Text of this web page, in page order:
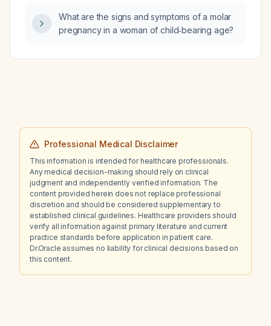
What are the signs and symptoms of a molar
pregnancy in a woman of child‑bearing age?
Professional Medical Disclaimer
This information is intended for healthcare professionals.
Any medical decision-making should rely on clinical
judgment and independently verified information. The
content provided herein does not replace professional
discretion and should be considered supplementary to
established clinical guidelines. Healthcare providers should
verify all information against primary literature and current
practice standards before application in patient care.
Dr.Oracle assumes no liability for clinical decisions based on
this content.